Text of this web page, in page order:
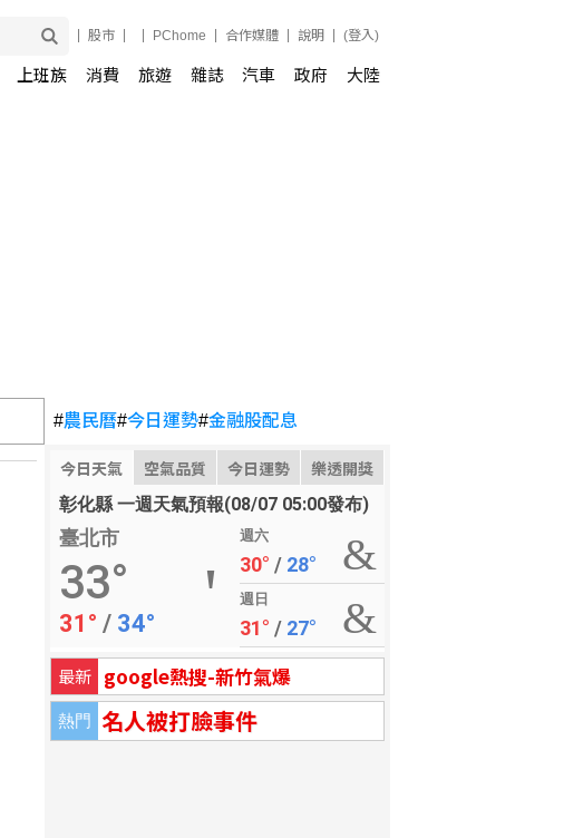
股市 PChome 合作媒體 說明 (登入)
上班族 消費 旅遊 雜誌 汽車 政府 大陸
#農民曆#今日運勢#金融股配息
今日天氣 空氣品質 今日運勢 樂透開獎
彰化縣 一週天氣預報(08/07 05:00發布)
臺北市
33°
31° / 34°
週六
30° / 28°
週日
31° / 27°
最新 google熱搜-新竹氣爆
熱門 名人被打臉事件